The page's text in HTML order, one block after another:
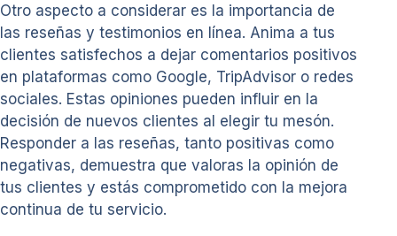
Otro aspecto a considerar es la importancia de
las reseñas y testimonios en línea. Anima a tus
clientes satisfechos a dejar comentarios positivos
en plataformas como Google, TripAdvisor o redes
sociales. Estas opiniones pueden influir en la
decisión de nuevos clientes al elegir tu mesón.
Responder a las reseñas, tanto positivas como
negativas, demuestra que valoras la opinión de
tus clientes y estás comprometido con la mejora
continua de tu servicio.